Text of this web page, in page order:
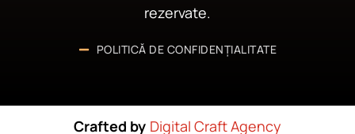
rezervate.
POLITICĂ DE CONFIDENȚIALITATE
Crafted by Digital Craft Agency